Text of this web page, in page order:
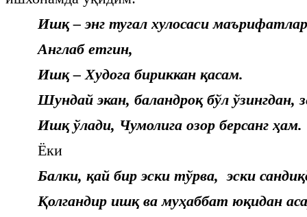
Ишқ – энг тугал хулосаси
Англаб етгин,
Ишқ – Худога бириккан қасам.
Шундай экан, баландроқ бўл ўзингдан,
Ишқ ўлади, Чумолига озор берсанг ҳам.
Ёки
Балки, қай бир эски тўрва, эски
Қолгандир ишқ ва муҳаббат юқидан